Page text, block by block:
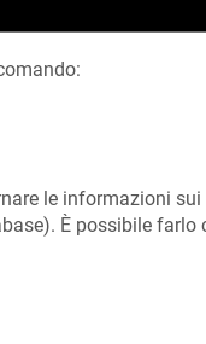
le informazioni
È possibile farlo